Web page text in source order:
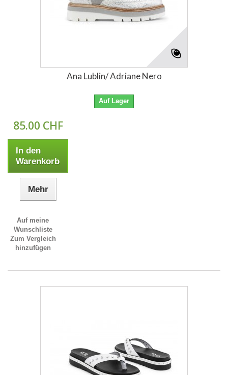
Ana Lublin/ Adriane Nero
Auf Lager
85.00 CHF
In den
Warenkorb
Mehr
Auf meine
Wunschliste
Zum Vergleich
hinzufügen